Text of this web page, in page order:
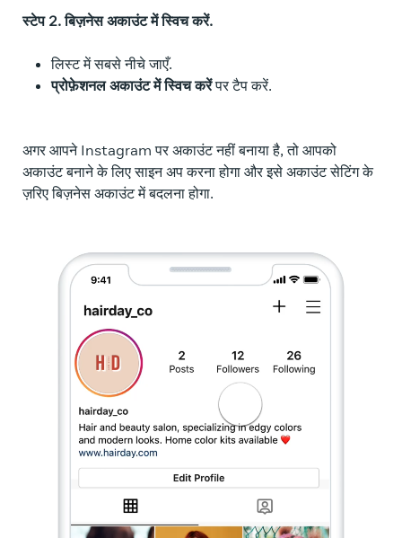
स्टेप 2. बिज़नेस अकाउंट में स्विच करें.
लिस्ट में सबसे नीचे जाएँ.
प्रोफ़ेशनल अकाउंट में स्विच करेंपर टैप करें.
अगर आपने Instagram पर अकाउंट नहीं बनाया है, तो आपको
अकाउंट बनाने के लिए साइन अप करना होगा और इसे अकाउंट सेटिंग के
ज़रिए बिज़नेस अकाउंट में बदलना होगा.